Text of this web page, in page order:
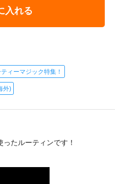
入れる
ィーマジック特集！
外)
たルーティンです！